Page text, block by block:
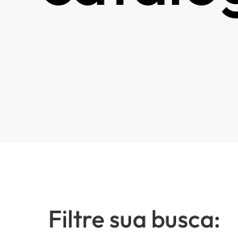
Filtre sua busca: